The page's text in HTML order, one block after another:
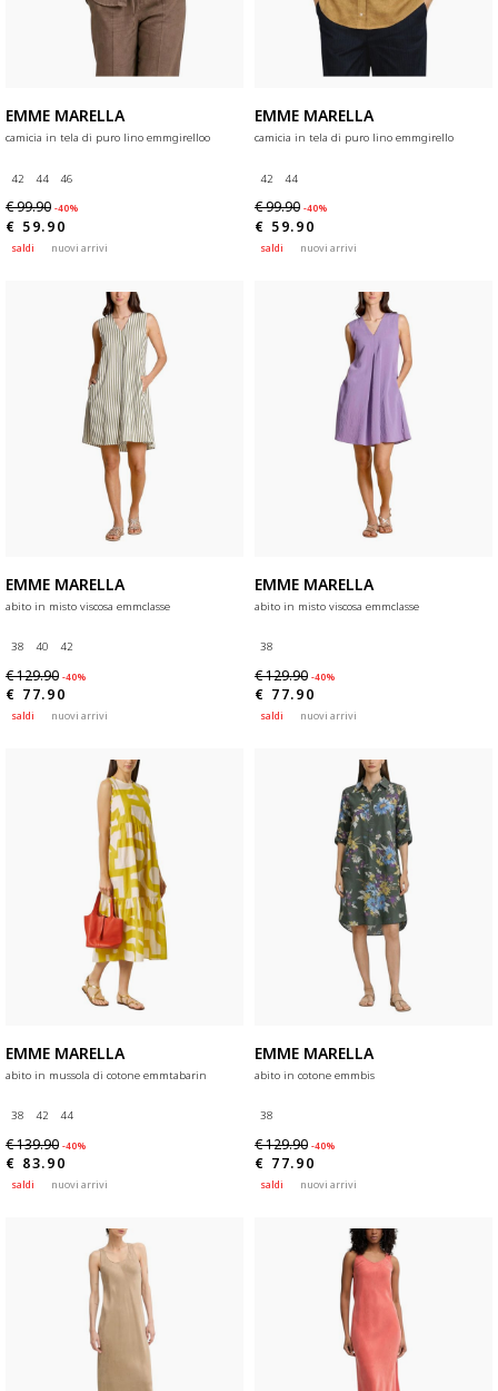
EMME MARELLA
camicia in tela di puro lino emmgirelloo
42 44 46
€ 99.90 -40%
€ 59.90
saldi nuovi arrivi
EMME MARELLA
camicia in tela di puro lino emmgirello
42 44
€ 99.90 -40%
€ 59.90
saldi nuovi arrivi
EMME MARELLA
abito in misto viscosa emmclasse
38 40 42
€ 129.90 -40%
€ 77.90
saldi nuovi arrivi
EMME MARELLA
abito in misto viscosa emmclasse
38
€ 129.90 -40%
€ 77.90
saldi nuovi arrivi
EMME MARELLA
abito in mussola di cotone emmtabarin
38 42 44
€ 139.90 -40%
€ 83.90
saldi nuovi arrivi
EMME MARELLA
abito in cotone emmbis
38
€ 129.90 -40%
€ 77.90
saldi nuovi arrivi